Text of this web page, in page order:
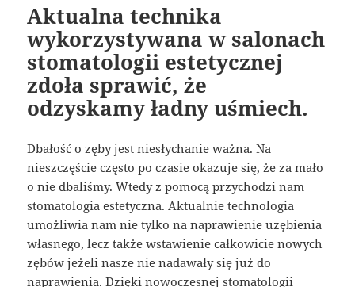
Aktualna technika
wykorzystywana w salonach
stomatologii estetycznej
zdoła sprawić, że
odzyskamy ładny uśmiech.
Dbałość o zęby jest niesłychanie ważna. Na
nieszczęście często po czasie okazuje się, że za mało
o nie dbaliśmy. Wtedy z pomocą przychodzi nam
stomatologia estetyczna. Aktualnie technologia
umożliwia nam nie tylko na naprawienie uzębienia
własnego, lecz także wstawienie całkowicie nowych
zębów jeżeli nasze nie nadawały się już do
naprawienia. Dzięki nowoczesnej stomatologii